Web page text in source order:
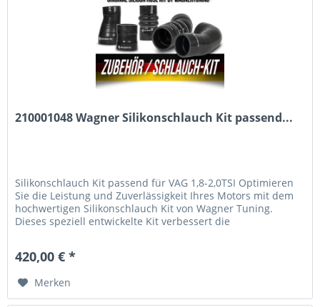
210001048 Wagner Silikonschlauch Kit passend...
Silikonschlauch Kit passend für VAG 1,8-2,0TSI Optimieren
Sie die Leistung und Zuverlässigkeit Ihres Motors mit dem
hochwertigen Silikonschlauch Kit von Wagner Tuning.
Dieses speziell entwickelte Kit verbessert die
420,00 € *
Merken